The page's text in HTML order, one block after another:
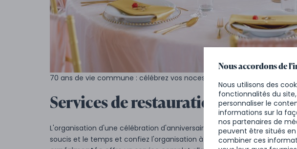
70 ans de vie commune : célébrez vos noces d'or avec l'aide de
Services de restauration
L'organisation d'une célébration d'anniversaire peut prendre beaucoup
soucis et le temps et confiez l'organisation à desprofessionnels. Notre
Nous accordons de
Nous utilisons des
fonctionnalités du
personnaliser le
informations sur la
nos partenaires de
peuvent être situés en
combiner ces